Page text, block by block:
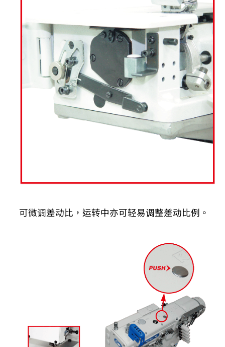
可微调差动比，运转中亦可轻易调整差动比例。